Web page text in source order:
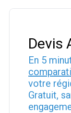
Devis
En 5
votre
Gratuit,